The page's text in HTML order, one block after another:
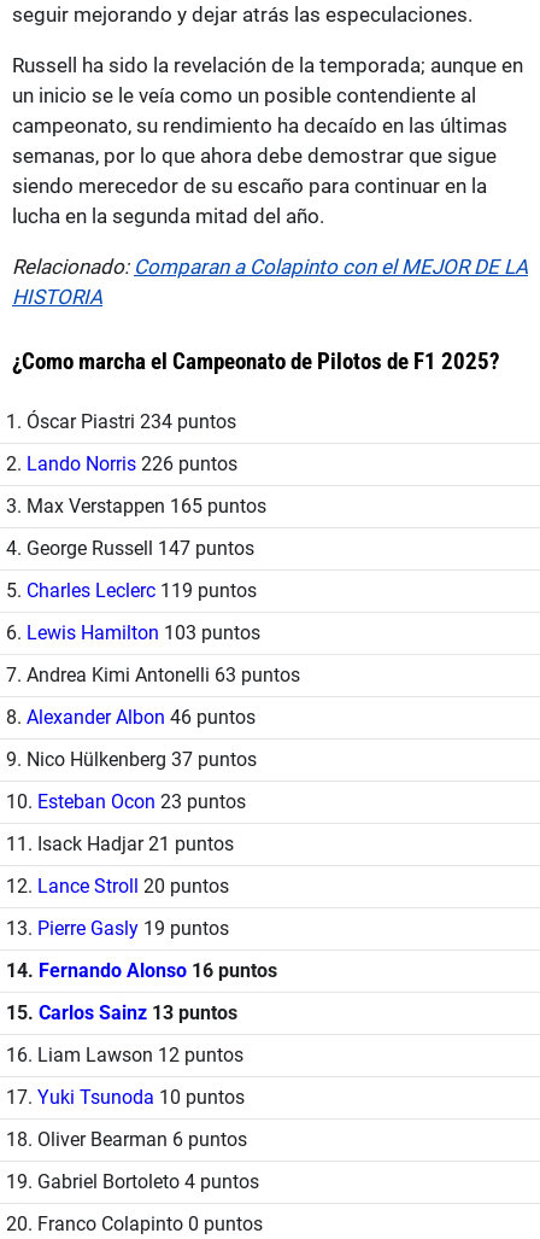
seguir mejorando y dejar atrás las especulaciones.
Russell ha sido la revelación de la temporada; aunque en
un inicio se le veía como un posible contendiente al
campeonato, su rendimiento ha decaído en las últimas
semanas, por lo que ahora debe demostrar que sigue
siendo merecedor de su escaño para continuar en la
lucha en la segunda mitad del año.
Relacionado: Comparan a Colapinto con el MEJOR DE LA
HISTORIA
¿Como marcha el Campeonato de Pilotos de F1 2025?
1. Óscar Piastri 234 puntos
2. Lando Norris 226 puntos
3. Max Verstappen 165 puntos
4. George Russell 147 puntos
5. Charles Leclerc 119 puntos
6. Lewis Hamilton 103 puntos
7. Andrea Kimi Antonelli 63 puntos
8. Alexander Albon 46 puntos
9. Nico Hülkenberg 37 puntos
10. Esteban Ocon 23 puntos
11. Isack Hadjar 21 puntos
12. Lance Stroll 20 puntos
13. Pierre Gasly 19 puntos
14. Fernando Alonso 16 puntos
15. Carlos Sainz 13 puntos
16. Liam Lawson 12 puntos
17. Yuki Tsunoda 10 puntos
18. Oliver Bearman 6 puntos
19. Gabriel Bortoleto 4 puntos
20. Franco Colapinto 0 puntos